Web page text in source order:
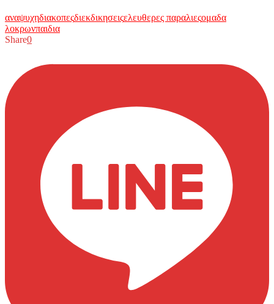
αναψυχηδιακοπεςδιεκδικησειςελευθερες παραλιεςομαδα
λοκρωνπαιδια
Share0